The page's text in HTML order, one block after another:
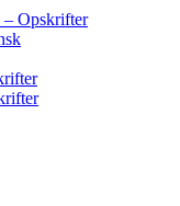
Opskrifter